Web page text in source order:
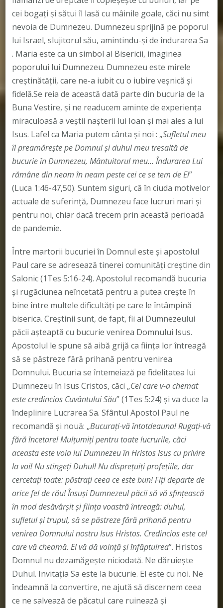
cei bogaţi şi sătui îl lasă cu mâinile goale, căci nu simt
nevoia de Dumnezeu. Dumnezeu sprijină pe poporul
lui Israel, slujitorul său, amintindu-şi de îndurarea Sa
. Maria este ca un simbol al Bisericii, imaginea
poporului lui Dumnezeu. Dumnezeu este mirele
creștinătății, care ne-a iubit cu o iubire veşnică şi
fidelă.Se reia de această dată parte din bucuria de la
Buna Vestire, și ne readucem aminte de experiența
miraculoasă a veștii nașterii lui Ioan și mai ales a lui
Isus. Lafel ca Maria putem cânta şi noi : „Sufletul meu
îl preamăreşte pe Domnul şi duhul meu tresaltă de
bucurie în Dumnezeu, Mântuitorul meu… Îndurarea Lui
rămâne din neam în neam peste cei ce se tem de El”
(Luca 1:46-47,50). Suntem siguri, că în ciuda motivelor
actuale de suferinţă, Dumnezeu face lucruri mari şi
pentru noi, chiar dacă trecem prin această perioadă
de pandemie.
Între martorii bucuriei în Domnul este şi apostolul
Paul care se adresează tinerei comunităţi creştine din
Salonic (1Tes 5:16-24). Apostolul recomandă bucuria
şi rugăciunea neîncetată pentru a putea creşte în
bine între multele dificultăţi pe care le întâmpină
biserica. Creştinii sunt, de fapt, fii ai Dumnezeului
păcii aşteaptă cu bucurie venirea Domnului Isus.
Apostolul le spune să aibă grijă ca fiinţa lor întreagă
să se păstreze fără prihană pentru venirea
Domnului. Bucuria se întemeiază pe fidelitatea lui
Dumnezeu în Isus Cristos, căci „Cel care v-a chemat
este credincios Cuvântului Său” (1Tes 5:24) şi va duce la
îndeplinire Lucrarea Sa. Sfântul Apostol Paul ne
recomandă şi nouă: „Bucuraţi-vă întotdeauna! Rugaţi-vă
fără încetare! Mulţumiţi pentru toate lucrurile, căci
aceasta este voia lui Dumnezeu în Hristos Isus cu privire
la voi! Nu stingeţi Duhul! Nu dispreţuiţi profeţiile, dar
cercetaţi toate: păstraţi ceea ce este bun! Fiţi departe de
orice fel de rău! Însuşi Dumnezeul păcii să vă sfinţească
în mod desăvârşit şi fiinţa voastră întreagă: duhul,
sufletul şi trupul, să se păstreze fără prihană pentru
venirea Domnului nostru Isus Hristos. Credincios este cel
care vă cheamă. El vă dă voință şi înfăptuirea”. Hristos
Domnul nu dezamăgeşte niciodată. Ne dăruieşte
Duhul. Invitaţia Sa este la bucurie. El este cu noi. Ne
îndeamnă la convertire, ne ajută să discernem ceea
ce ne salvează de păcatul care ruinează şi